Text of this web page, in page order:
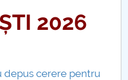
2026
depus cerere pentru